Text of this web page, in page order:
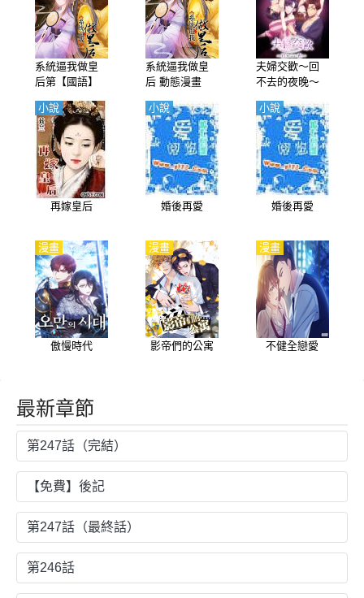
系統逼我做皇
后第【國語】
系統逼我做皇
后 動態漫畫
夫婦交歡～回
不去的夜晚～
回不去的夜晚
～）【日語】
再嫁皇后
小說
婚後再愛
小說
婚後再愛
小說
傲慢時代
漫畫
影帝們的公寓
漫畫
不健全戀愛
漫畫
最新章節
第247話（完結）
【免費】後記
第247話（最終話）
第246話